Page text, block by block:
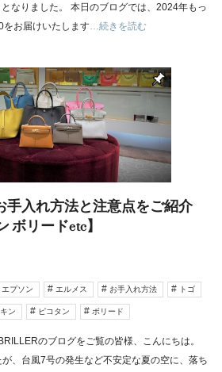
なりました。 本日のブログでは、2024年もっ
をお届けいたします…続きを読む
入れ方法と注意点をご紹介
ボリードetc】
エプソン エルメス お手入れ方法 トゴ
ン ピコタン ボリード
のブログをご覧の皆様、こんにちは。
、台風7号の発生など不安定な夏の空に、落ち